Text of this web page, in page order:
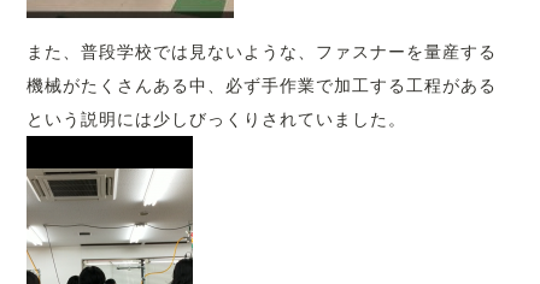
また、普段学校では見ないような、ファスナーを量産する
機械がたくさんある中、必ず手作業で加工する工程がある
という説明には少しびっくりされていました。